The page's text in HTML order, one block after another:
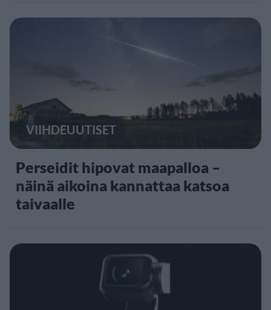
VIIHDEUUTISET
Perseidit hipovat maapalloa –
näinä aikoina kannattaa katsoa
taivaalle